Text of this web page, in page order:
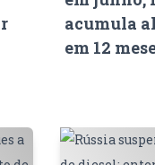
acumula
em 12